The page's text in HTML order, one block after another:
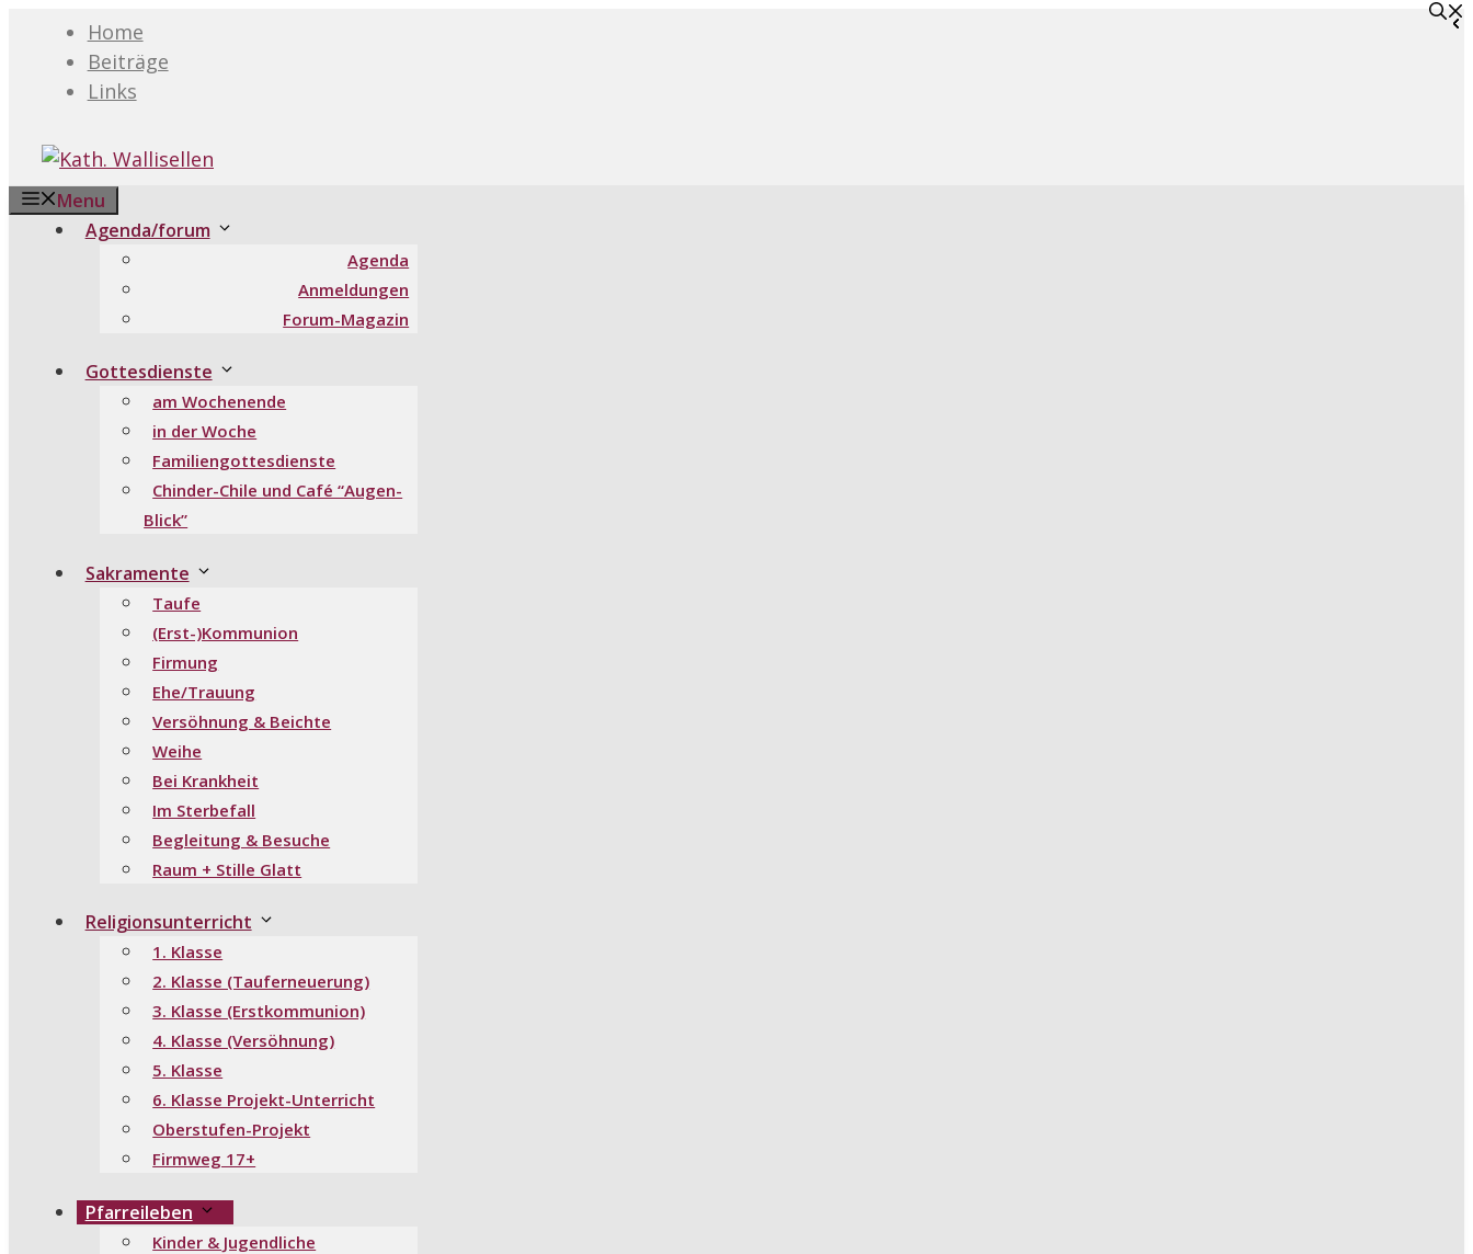
Home
Beiträge
Links
Menu
Agenda/forum
Agenda
Anmeldungen
Forum-Magazin
Gottesdienste
am Wochenende
in der Woche
Familiengottesdienste
Chinder-Chile und Café “Augen-
Blick”
Sakramente
Taufe
(Erst-)Kommunion
Firmung
Ehe/Trauung
Versöhnung & Beichte
Weihe
Bei Krankheit
Im Sterbefall
Begleitung & Besuche
Raum + Stille Glatt
Religionsunterricht
1. Klasse
2. Klasse (Tauferneuerung)
3. Klasse (Erstkommunion)
4. Klasse (Versöhnung)
5. Klasse
6. Klasse Projekt-Unterricht
Oberstufen-Projekt
Firmweg 17+
Pfarreileben
Kinder & Jugendliche